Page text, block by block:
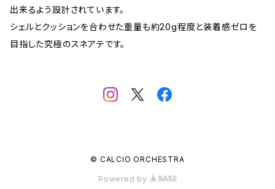
出来るよう設計されています。
シェルとクッションを合わせた重量も約20g程度と装着感ゼロを
目指した究極のスネアテです。
© CALCIO ORCHESTRA
Powered by